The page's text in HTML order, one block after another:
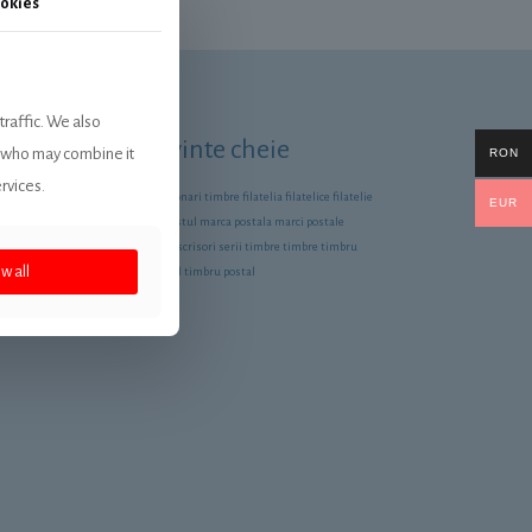
să ne
Cuvinte cheie
colectionari timbre filatelia filatelice filatelie
filatelistul
marca postala marci postale
scrisori serii timbre timbre timbru
timbru postal
RON
EUR
We also
may combine it
all